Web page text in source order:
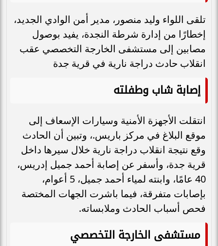
تلقى اللواء وليد منصور، مدير أمن الوادي الجديد،
إخطارًا من إدارة شرطة النجدة، يفيد بوصول
مصابين إلى مستشفى الخارجة التخصصي عقب
انقلاب حادث دراجة نارية في قرية جدة
إصابة شاب وطفلته
انتقلت الأجهزة الأمنية وسيارات الإسعاف إلى
موقع البلاغ في مركز باريس.، وتبين أن الحادث
وقع نتيجة انقلاب دراجة نارية خلال سيرها داخل
قرية جدة، وأسفر عن إصابة أحمد جميل إدريس،
40 عامًا، وابنته لمياء أحمد جميل، 5 أعوام،
بإصابات متفرقة، فيما باشرت الجهات المختصة
فحص أسباب الحادث وملابساته.
مستشفى الخارجة التخصصي